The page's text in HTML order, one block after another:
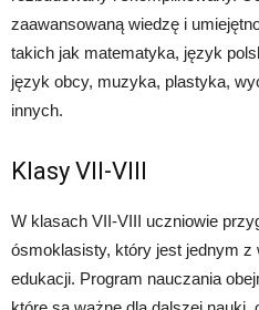
zaawansowaną wiedzę i
takich jak matematyka, język
język obcy, muzyka, plastyka,
innych.
Klasy VII-VIII
W klasach VII-VIII uczniowie
ósmoklasisty, który jest jednym
edukacji. Program nauczania